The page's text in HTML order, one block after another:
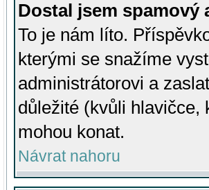
Dostal jsem spamový
To je nám líto.
kterými se snažíme
administrátorovi a
důležité (kvůli hlavičce,
mohou konat.
Návrat nahoru